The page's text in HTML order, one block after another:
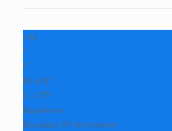
+34
°
C
H: +35°
L: +27°
Καρδίτσα
Κυριακή, 09 Αύγουστος